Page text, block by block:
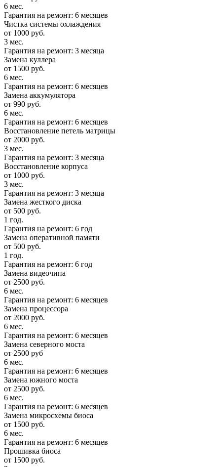
6 мес.
Гарантия на ремонт: 6 месяцев
Чистка системы охлаждения
от 1000 руб.
3 мес.
Гарантия на ремонт: 3 месяца
Замена куллера
от 1500 руб.
6 мес.
Гарантия на ремонт: 6 месяцев
Замена аккумулятора
от 990 руб.
6 мес.
Гарантия на ремонт: 6 месяцев
Восстановление петель матрицы
от 2000 руб.
3 мес.
Гарантия на ремонт: 3 месяца
Восстановление корпуса
от 1000 руб.
3 мес.
Гарантия на ремонт: 3 месяца
Замена жесткого диска
от 500 руб.
1 год.
Гарантия на ремонт: 6 год
Замена оперативной памяти
от 500 руб.
1 год.
Гарантия на ремонт: 6 год
Замена видеочипа
от 2500 руб.
6 мес.
Гарантия на ремонт: 6 месяцев
Замена процессора
от 2000 руб.
6 мес.
Гарантия на ремонт: 6 месяцев
Замена северного моста
от 2500 руб
6 мес.
Гарантия на ремонт: 6 месяцев
Замена южного моста
от 2500 руб.
6 мес.
Гарантия на ремонт: 6 месяцев
Замена микросхемы биоса
от 1500 руб.
6 мес.
Гарантия на ремонт: 6 месяцев
Прошивка биоса
от 1500 руб.